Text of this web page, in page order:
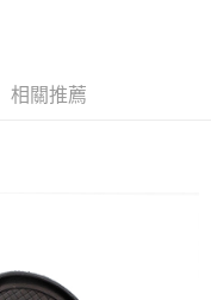
相關推薦